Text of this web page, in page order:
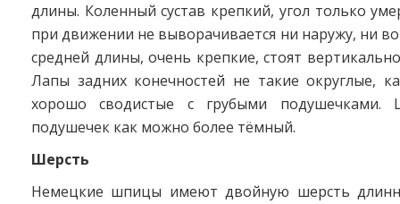
длины. Коленный сустав крепкий, угол только
при движении не выворачивается ни наружу, ни
средней длины, очень крепкие, стоят
Лапы задних конечностей не такие округлые,
хорошо сводистые с грубыми подушечками.
подушечек как можно более тёмный.
Шерсть
Немецкие шпицы имеют двойную шерсть